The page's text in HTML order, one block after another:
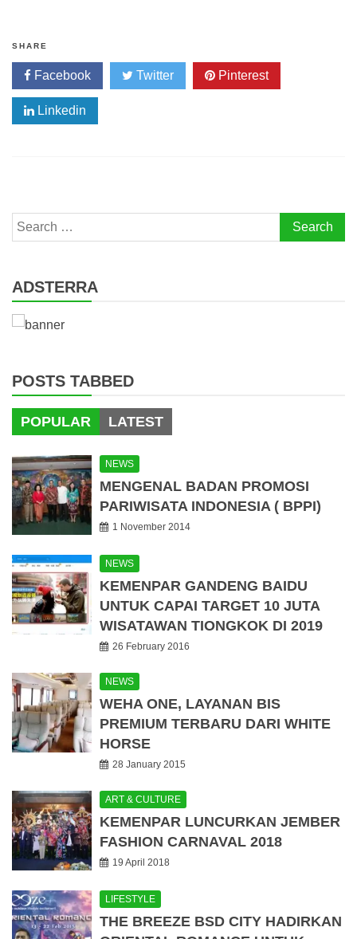
SHARE
Facebook Twitter Pinterest
Linkedin
Search
for:
ADSTERRA
POSTS TABBED
POPULAR LATEST
NEWS
MENGENAL BADAN PROMOSI
PARIWISATA INDONESIA ( BPPI)
1 November 2014
NEWS
KEMENPAR GANDENG BAIDU
UNTUK CAPAI TARGET 10 JUTA
WISATAWAN TIONGKOK DI 2019
26 February 2016
NEWS
WEHA ONE, LAYANAN BIS
PREMIUM TERBARU DARI WHITE
HORSE
28 January 2015
ART & CULTURE
KEMENPAR LUNCURKAN JEMBER
FASHION CARNAVAL 2018
19 April 2018
LIFESTYLE
THE BREEZE BSD CITY HADIRKAN